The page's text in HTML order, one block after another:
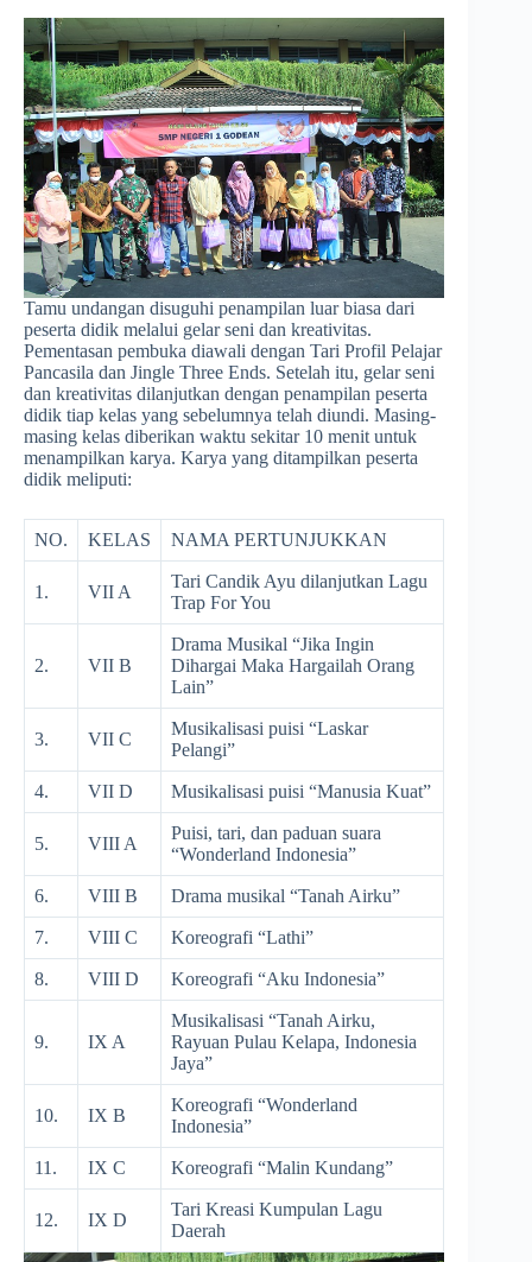
Tamu undangan disuguhi penampilan luar biasa dari
peserta didik melalui gelar seni dan kreativitas.
Pementasan pembuka diawali dengan Tari Profil Pelajar
Pancasila dan Jingle Three Ends. Setelah itu, gelar seni
dan kreativitas dilanjutkan dengan penampilan peserta
didik tiap kelas yang sebelumnya telah diundi. Masing-
masing kelas diberikan waktu sekitar 10 menit untuk
menampilkan karya. Karya yang ditampilkan peserta
didik meliputi:
NO. KELAS NAMA PERTUNJUKKAN
1. VII A
Tari Candik Ayu dilanjutkan Lagu
Trap For You
2. VII B
Drama Musikal “Jika Ingin
Dihargai Maka Hargailah Orang
Lain”
3. VII C
Musikalisasi puisi “Laskar
Pelangi”
4. VII D Musikalisasi puisi “Manusia Kuat”
5. VIII A
Puisi, tari, dan paduan suara
“Wonderland Indonesia”
6. VIII B Drama musikal “Tanah Airku”
7. VIII C Koreografi “Lathi”
8. VIII D Koreografi “Aku Indonesia”
9. IX A
Musikalisasi “Tanah Airku,
Rayuan Pulau Kelapa, Indonesia
Jaya”
10. IX B
Koreografi “Wonderland
Indonesia”
11. IX C Koreografi “Malin Kundang”
12. IX D
Tari Kreasi Kumpulan Lagu
Daerah